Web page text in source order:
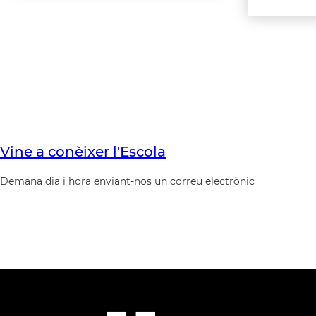
Vine a conèixer l'Escola
Demana dia i hora enviant-nos un correu electrònic